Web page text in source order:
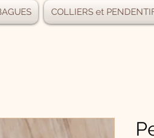
COLLIERS et